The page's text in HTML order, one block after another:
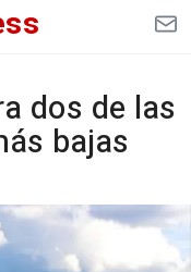
dos de las
bajas